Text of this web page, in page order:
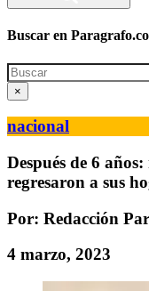
Buscar en Paragrafo.co
Search
×
nacional
Después de 6
regresaron a sus
Por: Redacción
4 marzo, 2023